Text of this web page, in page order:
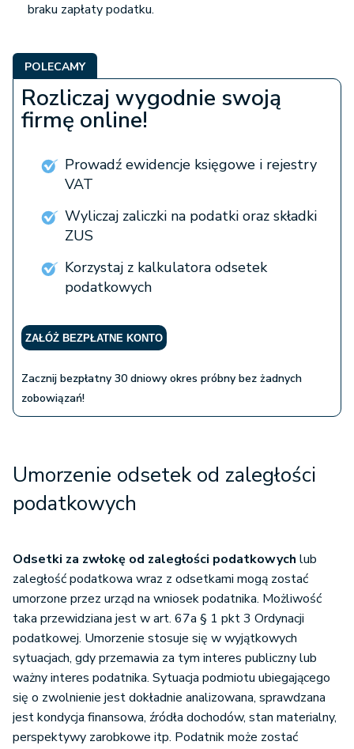
braku zapłaty podatku.
POLECAMY
Rozliczaj wygodnie swoją
firmę online!
Prowadź ewidencje księgowe i rejestry
VAT
Wyliczaj zaliczki na podatki oraz składki
ZUS
Korzystaj z kalkulatora odsetek
podatkowych
ZAŁÓŻ BEZPŁATNE KONTO
Zacznij bezpłatny 30 dniowy okres próbny bez żadnych
zobowiązań!
Umorzenie odsetek od zaległości
podatkowych
Odsetki za zwłokę od zaległości podatkowych lub
zaległość podatkowa wraz z odsetkami mogą zostać
umorzone przez urząd na wniosek podatnika. Możliwość
taka przewidziana jest w art. 67a § 1 pkt 3 Ordynacji
podatkowej. Umorzenie stosuje się w wyjątkowych
sytuacjach, gdy przemawia za tym interes publiczny lub
ważny interes podatnika. Sytuacja podmiotu ubiegającego
się o zwolnienie jest dokładnie analizowana, sprawdzana
jest kondycja finansowa, źródła dochodów, stan materialny,
perspektywy zarobkowe itp. Podatnik może zostać